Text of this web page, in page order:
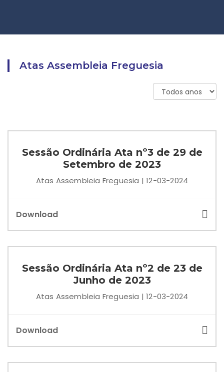
Atas Assembleia Freguesia
Sessão Ordinária Ata nº3 de 29 de
Setembro de 2023
Atas Assembleia Freguesia | 12-03-2024
Download
Sessão Ordinária Ata nº2 de 23 de
Junho de 2023
Atas Assembleia Freguesia | 12-03-2024
Download